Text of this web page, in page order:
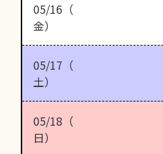
05/16（
金）
05/17（
土）
05/18（
日）